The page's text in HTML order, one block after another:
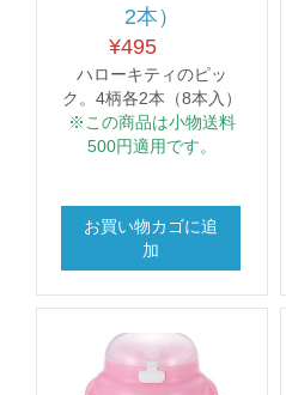
2本）
¥495
ハローキティのピッ
ク。4柄各2本（8本入）
※この商品は小物送料
500円適用です。
お買い物カゴに追
加